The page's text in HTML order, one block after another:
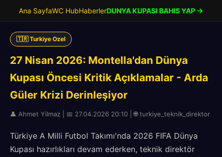
Ana SayfaWC HubHaberlerDUNYA KUPASI BAHIS YAP →
🇹🇷 Turkiye Ozel
27 Nisan 2026: Montella'dan Dünya
Kupası Öncesi Kritik Açıklamalar - Arda
Güler Krizi Derinleşiyor
👤 Ahmet Yilmaz | 📅 27.04.2026 20:10 | 🌐 turkiye_teknik_direktor
Türkiye A Milli Futbol Takımı'nda 2026 FIFA Dünya
Kupası hazırlıkları devam ederken, teknik direktör